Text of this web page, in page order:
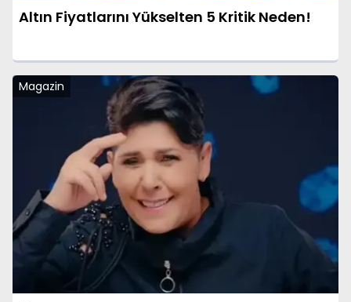
Altın Fiyatlarını Yükselten 5 Kritik Neden!
Magazin